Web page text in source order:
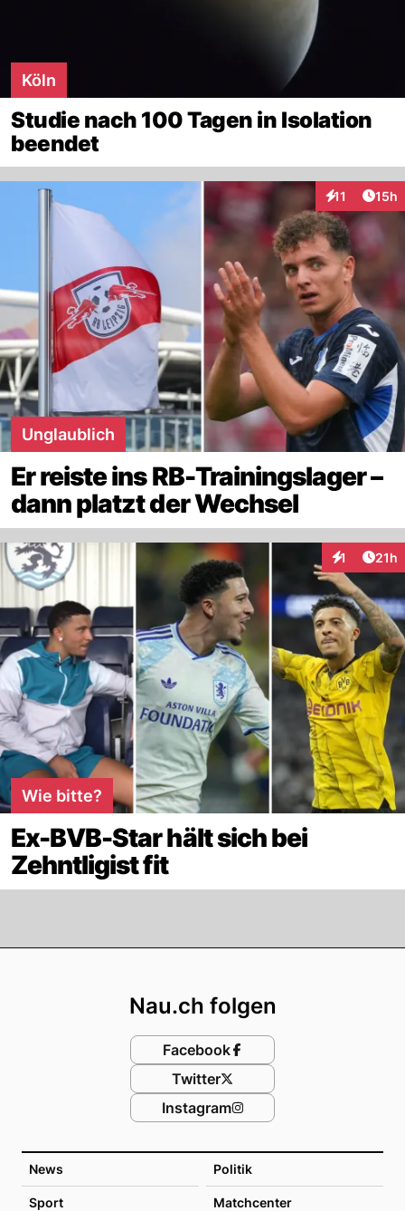
Köln
Studie nach 100 Tagen in Isolation
beendet
11
Interaktionen
15h
Unglaublich
Er reiste ins RB-Trainingslager –
dann platzt der Wechsel
1 21h
Wie bitte?
Ex-BVB-Star hält sich bei
Zehntligist fit
News Politik
Sport Matchcenter
Nau.ch folgen
Facebook
Twitter
Instagram